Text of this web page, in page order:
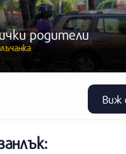
родители
Виж